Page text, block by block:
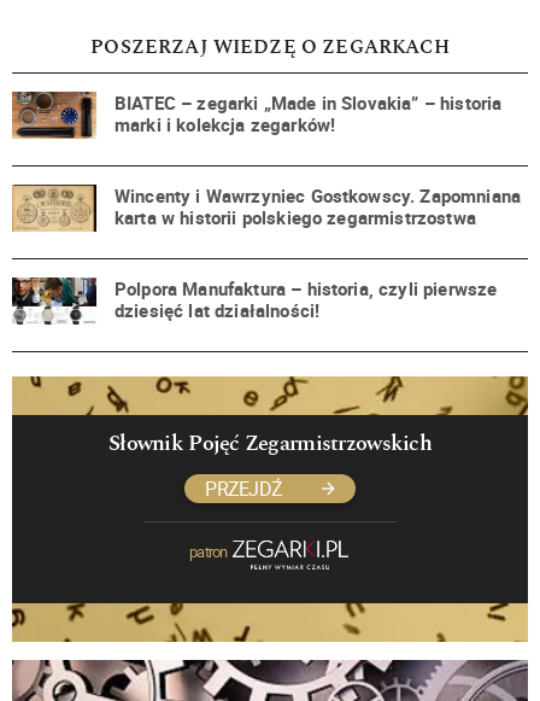
POSZERZAJ WIEDZĘ O ZEGARKACH
BIATEC – zegarki „Made in Slovakia” – historia
marki i kolekcja zegarków!
Wincenty i Wawrzyniec Gostkowscy. Zapomniana
karta w historii polskiego zegarmistrzostwa
Polpora Manufaktura – historia, czyli pierwsze
dziesięć lat działalności!
Słownik Pojęć Zegarmistrzowskich
PRZEJDŹ
patron